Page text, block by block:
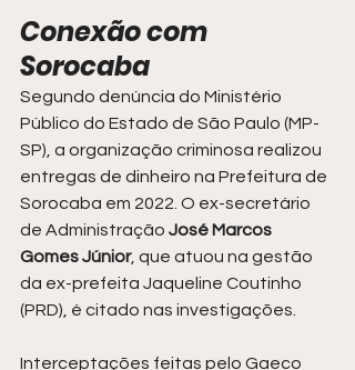
Conexão com
Sorocaba
Segundo denúncia do Ministério
Público do Estado de São Paulo (MP-
SP), a organização criminosa realizou
entregas de dinheiro na Prefeitura de
Sorocaba em 2022. O ex-secretário
de Administração José Marcos
Gomes Júnior, que atuou na gestão
da ex-prefeita Jaqueline Coutinho
(PRD), é citado nas investigações.
Interceptações feitas pelo Gaeco